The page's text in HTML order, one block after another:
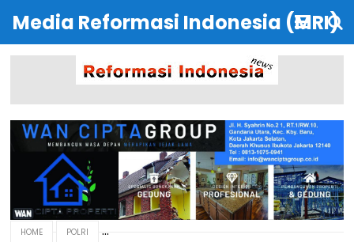
Media Reformasi Indonesia (MRI)
HOME POLRI